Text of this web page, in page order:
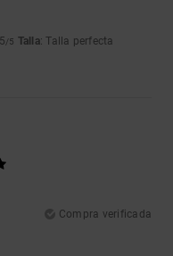
/5 Talla: Talla perfecta
Compra verificada